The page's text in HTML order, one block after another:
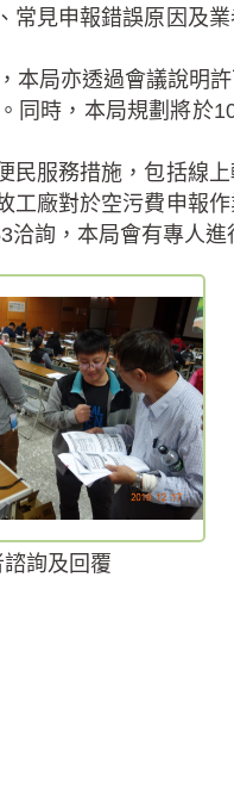
見申報錯誤原因及
局亦透過會議說明許
同時，本局規劃將於
務措施，包括線上
廠對於空污費申報
詢，本局會有專人進
諮詢及回覆